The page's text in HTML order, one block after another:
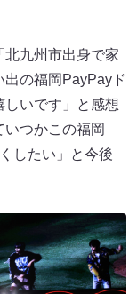
九州市出身で家
の福岡PayPayド
しいです」と感想
つかこの福岡
したい」と今後